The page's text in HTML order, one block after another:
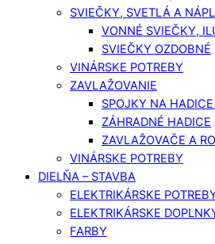
SVIEČKY, SVETLÁ A
VONNÉ SVIEČKY,
SVIEČKY OZDOBNÉ
VINÁRSKE POTREBY
ZAVLAŽOVANIE
SPOJKY NA
ZÁHRADNÉ HADICE
ZAVLAŽOVAČE A
VINÁRSKE POTREBY
DIELŇA – STAVBA
ELEKTRIKÁRSKE
ELEKTRIKÁRSKE
FARBY